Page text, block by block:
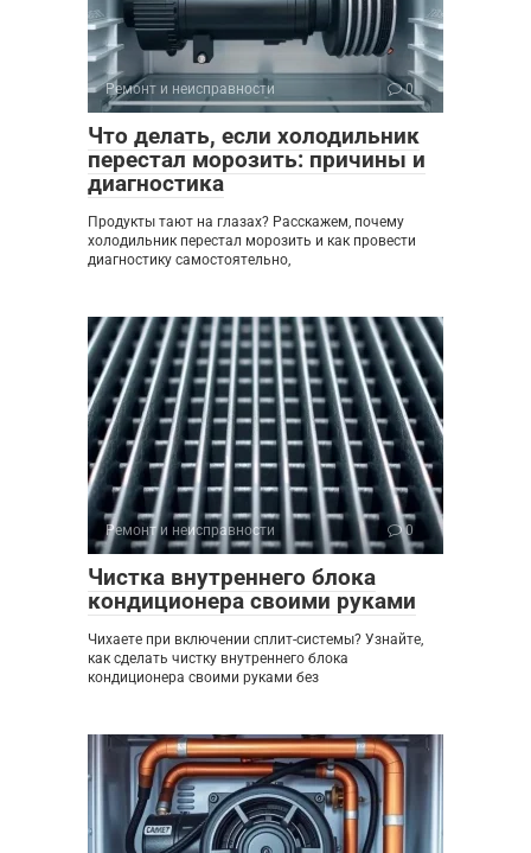
Ремонт и неисправности 0
Что делать, если холодильник
перестал морозить: причины и
диагностика
Продукты тают на глазах? Расскажем, почему
холодильник перестал морозить и как провести
диагностику самостоятельно,
Ремонт и неисправности 0
Чистка внутреннего блока
кондиционера своими руками
Чихаете при включении сплит-системы? Узнайте,
как сделать чистку внутреннего блока
кондиционера своими руками без